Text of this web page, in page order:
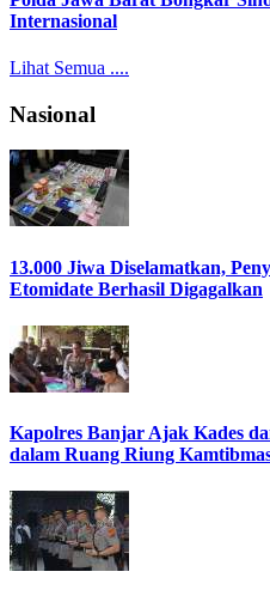
Internasional
Lihat Semua ....
Nasional
13.000 Jiwa Diselamatkan,
Etomidate Berhasil Digagalkan
Kapolres Banjar Ajak Kades
dalam Ruang Riung